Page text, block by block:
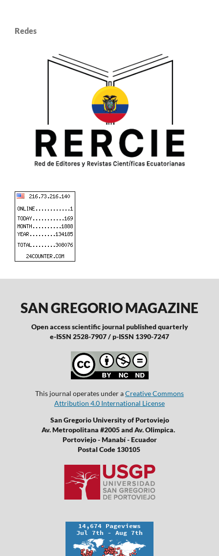
Redes
SAN GREGORIO MAGAZINE
Open access scientific journal published quarterly
e-ISSN 2528-7907 / p-ISSN 1390-7247
This journal operates under aCreative Commons
Attribution 4.0 International License
San Gregorio University of Portoviejo
Av. Metropolitana #2005 and Av. Olimpica.
Portoviejo - Manabí - Ecuador
Postal Code 130105